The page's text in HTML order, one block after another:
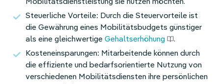
Mobilitätsdienstleistung sie nutzen möchten.
Steuerliche Vorteile: Durch die Steuervorteile ist
die Gewährung eines Mobilitätsbudgets günstiger
als eine gleichwertige Gehaltserhöhung
.
Kosteneinsparungen: Mitarbeitende können durch
die effiziente und bedarfsorientierte Nutzung von
verschiedenen Mobilitätsdiensten ihre persönlichen